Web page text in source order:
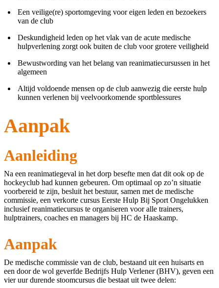
Een veilige(re) sportomgeving voor eigen leden en bezoekers
van de club
Deskundigheid leden op het vlak van de acute medische
hulpverlening zorgt ook buiten de club voor grotere veiligheid
Bewustwording van het belang van reanimatiecursussen in het
algemeen
Altijd voldoende mensen op de club aanwezig die eerste hulp
kunnen verlenen bij veelvoorkomende sportblessures
Aanpak
Aanleiding
Na een reanimatiegeval in het dorp besefte men dat dit ook op de
hockeyclub had kunnen gebeuren. Om optimaal op zo’n situatie
voorbereid te zijn, besluit het bestuur, samen met de medische
commissie, een verkorte cursus Eerste Hulp Bij Sport Ongelukken
inclusief reanimatiecursus te organiseren voor alle trainers,
hulptrainers, coaches en managers bij HC de Haaskamp.
Aanpak
De medische commissie van de club, bestaand uit een huisarts en
een door de wol geverfde Bedrijfs Hulp Verlener (BHV), geven een
vier uur durende stoomcursus die bestaat uit twee delen: